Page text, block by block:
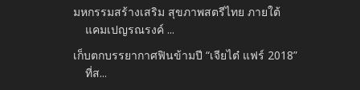
มหกรรมสร้างเสริม สุขภาพสตรีไทย ภายใต้
แคมเปญรณรงค์ ...
เก็บตกบรรยากาศฟินข้ามปี “เจียไต๋ แฟร์ 2018”
ที่ส...